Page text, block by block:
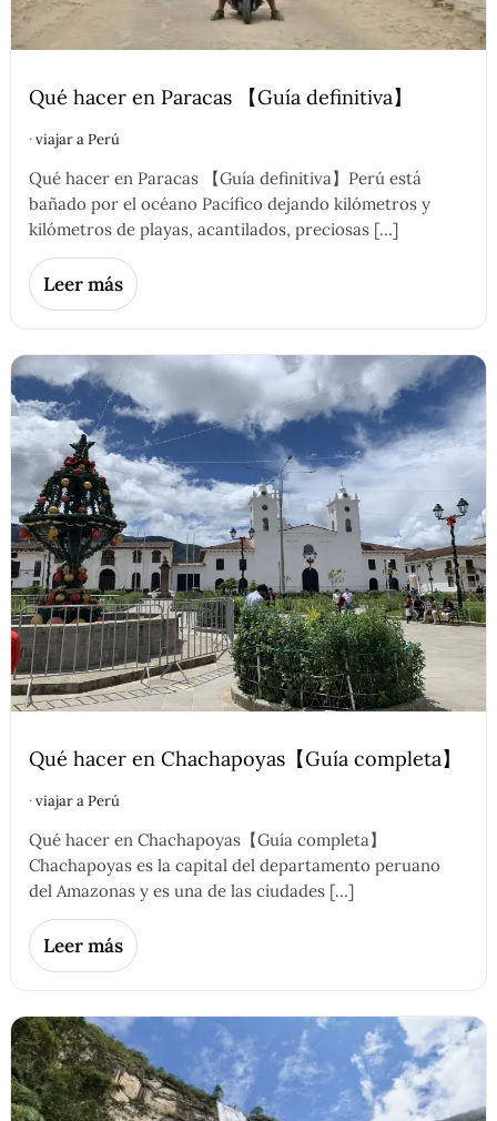
Qué hacer en Paracas 【Guía definitiva】
·viajar a Perú
Qué hacer en Paracas 【Guía definitiva】Perú está
bañado por el océano Pacífico dejando kilómetros y
kilómetros de playas, acantilados, preciosas […]
Leer más
Qué hacer en Chachapoyas【Guía completa】
·viajar a Perú
Qué hacer en Chachapoyas【Guía completa】
Chachapoyas es la capital del departamento peruano
del Amazonas y es una de las ciudades […]
Leer más